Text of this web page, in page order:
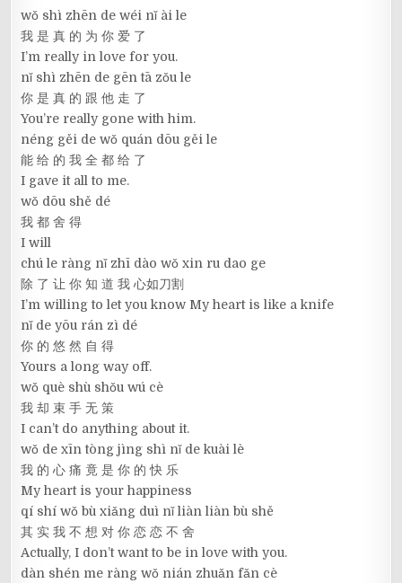
wǒ shì zhēn de wéi nǐ ài le
我 是 真 的 为 你 爱 了
I’m really in love for you.
nǐ shì zhēn de gēn tā zǒu le
你 是 真 的 跟 他 走 了
You’re really gone with him.
néng gěi de wǒ quán dōu gěi le
能 给 的 我 全 都 给 了
I gave it all to me.
wǒ dōu shě dé
我 都 舍 得
I will
chú le ràng nǐ zhī dào wǒ xin ru dao ge
除 了 让 你 知 道 我 心如刀割
I’m willing to let you know My heart is like a knife
nǐ de yōu rán zì dé
你 的 悠 然 自 得
Yours a long way off.
wǒ què shù shǒu wú cè
我 却 束 手 无 策
I can’t do anything about it.
wǒ de xīn tòng jìng shì nǐ de kuài lè
我 的 心 痛 竟 是 你 的 快 乐
My heart is your happiness
qí shí wǒ bù xiǎng duì nǐ liàn liàn bù shě
其 实 我 不 想 对 你 恋 恋 不 舍
Actually, I don’t want to be in love with you.
dàn shén me ràng wǒ nián zhuǎn fǎn cè